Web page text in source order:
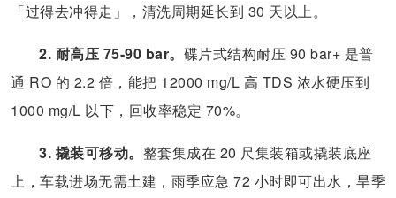
「过得去冲得走」，清洗周期延长到 30 天以上。
2. 耐高压 75-90 bar。 碟片式结构耐压 90 bar+ 是普
通 RO 的 2.2 倍，能把 12000 mg/L 高 TDS 浓水硬压到
1000 mg/L 以下，回收率稳定 70%。
3. 撬装可移动。 整套集成在 20 尺集装箱或撬装底座
上，车载进场无需土建，雨季应急 72 小时即可出水，旱季